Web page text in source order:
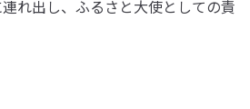
れ出し、ふるさと大使としての責